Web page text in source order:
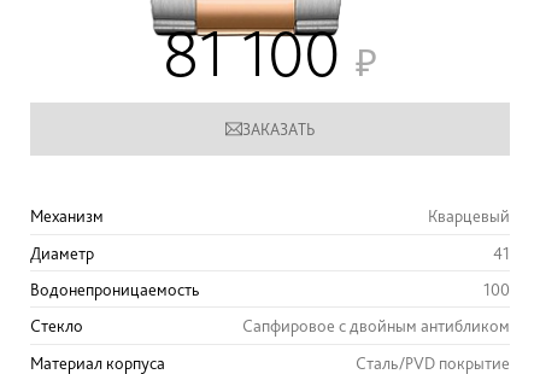
81 100
ЗАКАЗАТЬ
Механизм
Кварцевый
Диаметр
41
Водонепроницаемость
100
Стекло
Сапфировое с двойным антибликом
Материал корпуса
Сталь/PVD покрытие